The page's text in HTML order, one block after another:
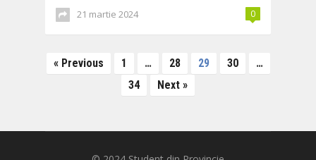
21 martie 2024 0
Paginație
« Previous 1 … 28 29 30
…
34
Next »